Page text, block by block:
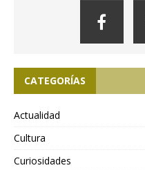
CATEGORÍAS
Actualidad
Cultura
Curiosidades